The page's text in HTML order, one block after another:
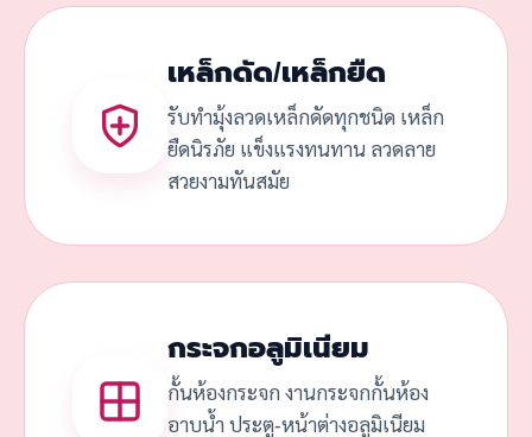
เหล็กดัด/เหล็กยืด
รับทำมุ้งลวดเหล็กดัดทุกชนิด เหล็ก
ยืดนิรภัย แข็งแรงทนทาน ลวดลาย
สวยงามทันสมัย
กระจกอลูมิเนียม
กั้นห้องกระจก งานกระจกกั้นห้อง
อาบน้ำ ประตู-หน้าต่างอลูมิเนียม